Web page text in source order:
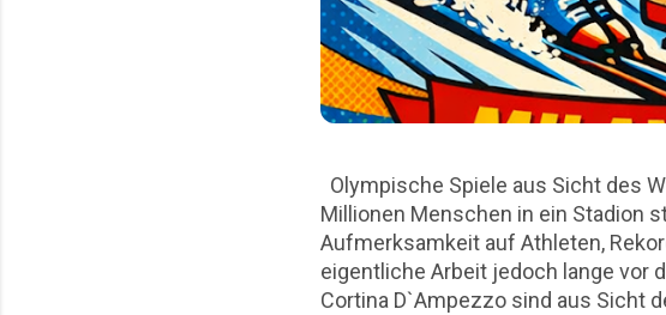
Olympische Spiele aus Sicht des
Millionen Menschen in ein Stadion
Aufmerksamkeit auf Athleten,
eigentliche Arbeit jedoch lange vor
Cortina D`Ampezzo sind aus Sicht